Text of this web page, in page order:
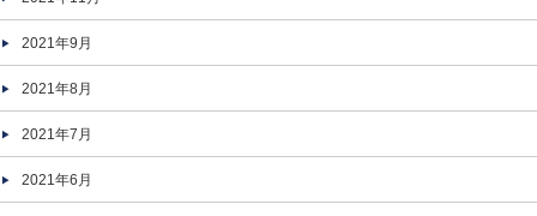
2021年9月
2021年8月
2021年7月
2021年6月